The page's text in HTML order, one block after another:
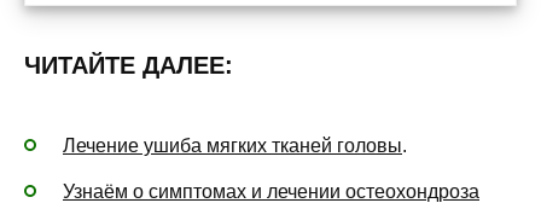
ЧИТАЙТЕ ДАЛЕЕ:
Лечение ушиба мягких тканей головы.
Узнаём о симптомах и лечении остеохондроза